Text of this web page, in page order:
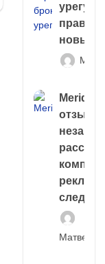
правда
новый
следа
Матвей